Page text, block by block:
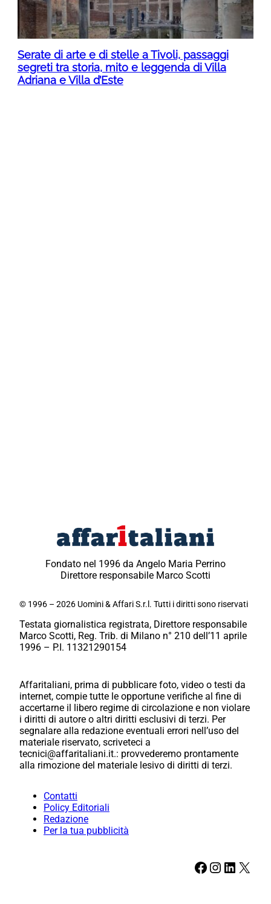
Serate di arte e di stelle a Tivoli, passaggi
segreti tra storia, mito e leggenda di Villa
Adriana e Villa d’Este
Fondato nel 1996 da Angelo Maria Perrino
Direttore responsabile Marco Scotti
© 1996 – 2026 Uomini & Affari S.r.l. Tutti i diritti sono riservati
Testata giornalistica registrata, Direttore responsabile
Marco Scotti, Reg. Trib. di Milano n° 210 dell’11 aprile
1996 – P.I. 11321290154
Affaritaliani, prima di pubblicare foto, video o testi da
internet, compie tutte le opportune verifiche al fine di
accertarne il libero regime di circolazione e non violare
i diritti di autore o altri diritti esclusivi di terzi. Per
segnalare alla redazione eventuali errori nell’uso del
materiale riservato, scriveteci a
tecnici@affaritaliani.it.: provvederemo prontamente
alla rimozione del materiale lesivo di diritti di terzi.
Contatti
Policy Editoriali
Redazione
Per la tua pubblicità
Facebook Instagram LinkedIn X